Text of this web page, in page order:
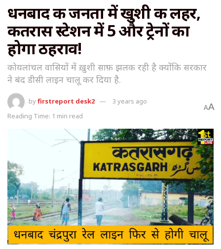
धनबाद की जनता में खुशी की लहर,
कतरास स्टेशन में 5 और ट्रेनों का
होगा ठहराव!
कोयलांचल वासियों में ख़ुशी साफ़ झलक रही है क्योंकि सरकार
ने बंद डीसी लाइन चालू कर दिया है.
byfirstreport desk2
3 years ago
Reading Time: 1 min read
AA